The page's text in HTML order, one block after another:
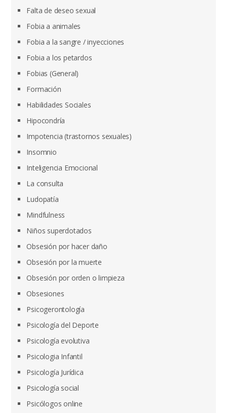
Falta de deseo sexual
Fobia a animales
Fobia a la sangre / inyecciones
Fobia a los petardos
Fobias (General)
Formación
Habilidades Sociales
Hipocondría
Impotencia (trastornos sexuales)
Insomnio
Inteligencia Emocional
La consulta
Ludopatía
Mindfulness
Niños superdotados
Obsesión por hacer daño
Obsesión por la muerte
Obsesión por orden o limpieza
Obsesiones
Psicogerontología
Psicología del Deporte
Psicología evolutiva
Psicologia Infantil
Psicología Jurídica
Psicología social
Psicólogos online